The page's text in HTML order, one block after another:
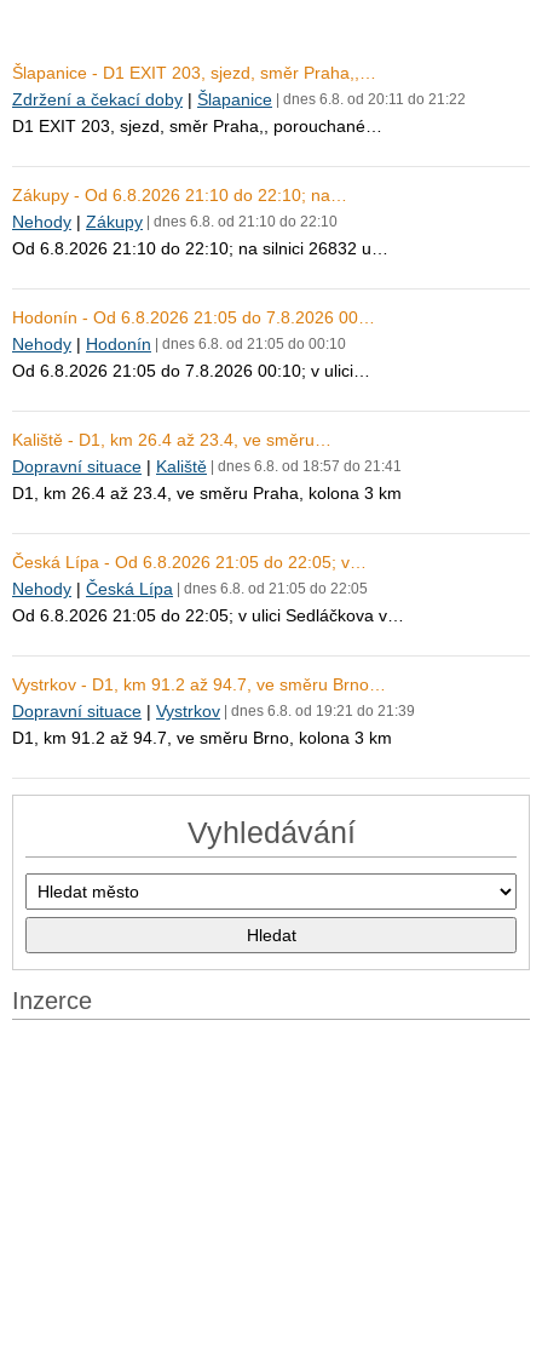
Šlapanice - D1 EXIT 203, sjezd, směr Praha,,…
Zdržení a čekací doby | Šlapanice | dnes 6.8. od 20:11 do 21:22
D1 EXIT 203, sjezd, směr Praha,, porouchané…
Zákupy - Od 6.8.2026 21:10 do 22:10; na…
Nehody | Zákupy | dnes 6.8. od 21:10 do 22:10
Od 6.8.2026 21:10 do 22:10; na silnici 26832 u…
Hodonín - Od 6.8.2026 21:05 do 7.8.2026 00…
Nehody | Hodonín | dnes 6.8. od 21:05 do 00:10
Od 6.8.2026 21:05 do 7.8.2026 00:10; v ulici…
Kaliště - D1, km 26.4 až 23.4, ve směru…
Dopravní situace | Kaliště | dnes 6.8. od 18:57 do 21:41
D1, km 26.4 až 23.4, ve směru Praha, kolona 3 km
Česká Lípa - Od 6.8.2026 21:05 do 22:05; v…
Nehody | Česká Lípa | dnes 6.8. od 21:05 do 22:05
Od 6.8.2026 21:05 do 22:05; v ulici Sedláčkova v…
Vystrkov - D1, km 91.2 až 94.7, ve směru Brno…
Dopravní situace | Vystrkov | dnes 6.8. od 19:21 do 21:39
D1, km 91.2 až 94.7, ve směru Brno, kolona 3 km
Vyhledávání
Inzerce